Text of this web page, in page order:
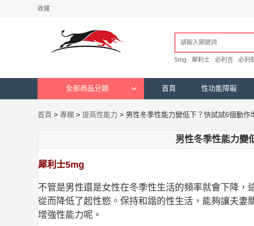
收藏
5mg 犀利士 必利吉 必利
全部商品分類 首頁 性功能障礙
首頁 > 專欄 > 提高性能力 > 男性冬季性能力變低下？快試試6個動作
男性冬季性能力變
犀利士5mg
不管是男性還是女性在冬季性生活的頻率就會下降，
從而降低了起性慾。保持和諧的性生活，能夠讓夫
增強性能力呢。